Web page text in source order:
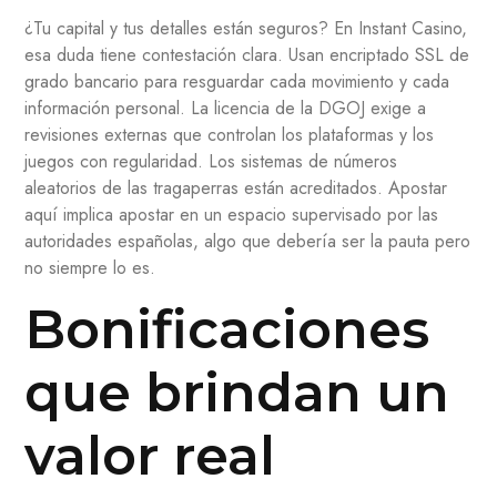
¿Tu capital y tus detalles están seguros? En Instant Casino,
esa duda tiene contestación clara. Usan encriptado SSL de
grado bancario para resguardar cada movimiento y cada
información personal. La licencia de la DGOJ exige a
revisiones externas que controlan los plataformas y los
juegos con regularidad. Los sistemas de números
aleatorios de las tragaperras están acreditados. Apostar
aquí implica apostar en un espacio supervisado por las
autoridades españolas, algo que debería ser la pauta pero
no siempre lo es.
Bonificaciones
que brindan un
valor real